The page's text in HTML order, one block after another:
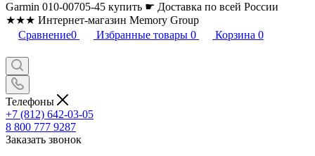
Garmin 010-00705-45 купить ☛ Доставка по всей России
★★★ Интернет-магазин Memory Group
Сравнение0 Избранные товары 0 Корзина 0
Телефоны
+7 (812) 642-03-05
8 800 777 9287
Заказать звонок